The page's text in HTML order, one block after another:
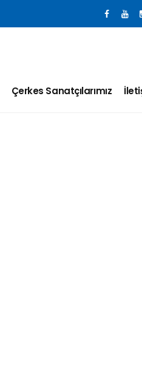
Çerkes Sanatçılarımız